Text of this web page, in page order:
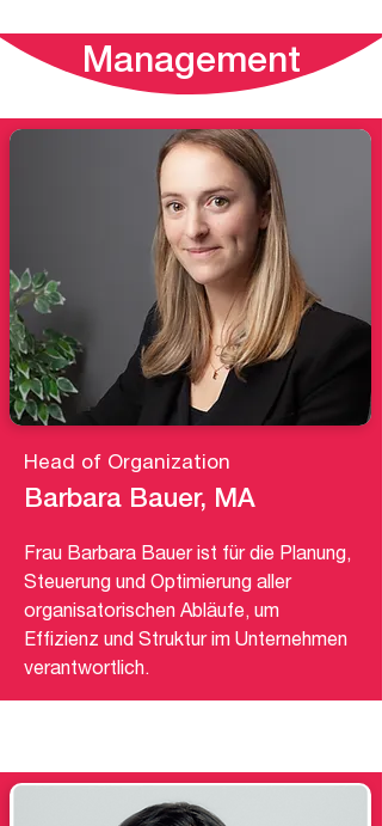
Management
Head of Organization
Barbara Bauer, MA
Frau Barbara Bauer ist für die Planung,
Steuerung und Optimierung aller
organisatorischen Abläufe, um
Effizienz und Struktur im Unternehmen
verantwortlich.